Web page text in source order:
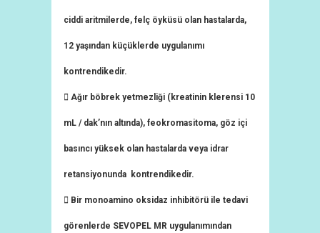
ciddi aritmilerde, felç öyküsü olan hastalarda,
12 yaşından küçüklerde uygulanımı
kontrendikedir.
 Ağır böbrek yetmezliği (kreatinin klerensi 10
mL / dak’nın altında), feokromasitoma, göz içi
basıncı yüksek olan hastalarda veya idrar
retansiyonunda kontrendikedir.
 Bir monoamino oksidaz inhibitörü ile tedavi
görenlerde SEVOPEL MR uygulanımından